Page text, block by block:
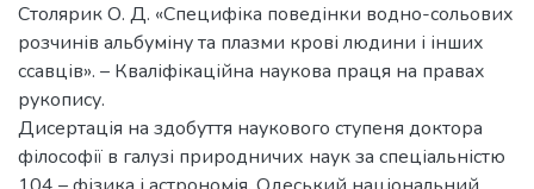
Столярик О. Д. «Специфіка поведінки водно-сольових
розчинів альбуміну та плазми крові людини і інших
ссавців». – Кваліфікаційна наукова праця на правах
рукопису.
Дисертація на здобуття наукового ступеня доктора
філософії в галузі природничих наук за спеціальністю